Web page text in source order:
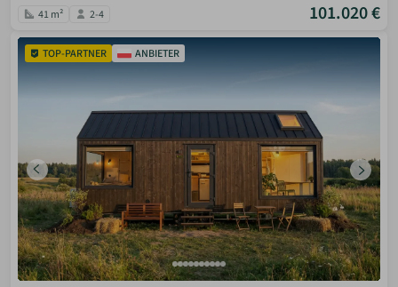
41 m² 2-4 101.020 €
TOP-PARTNER ANBIETER